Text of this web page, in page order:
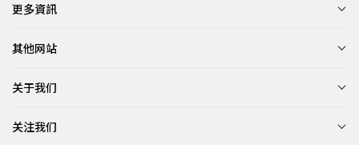
更多資訊
其他网站
关于我们
关注我们